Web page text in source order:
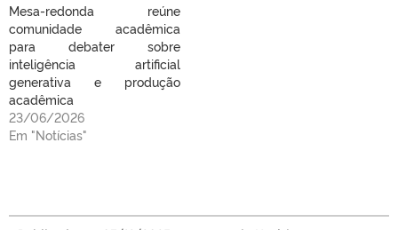
Mesa-redonda reúne
comunidade acadêmica
para debater sobre
inteligência artificial
generativa e produção
acadêmica
23/06/2026
Em "Notícias"